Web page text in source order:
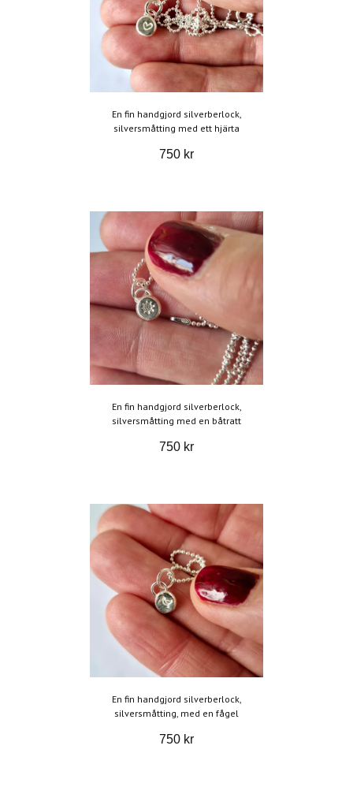
En fin handgjord silverberlock,
silversmåtting med ett hjärta
750 kr
En fin handgjord silverberlock,
silversmåtting med en båtratt
750 kr
En fin handgjord silverberlock,
silversmåtting, med en fågel
750 kr